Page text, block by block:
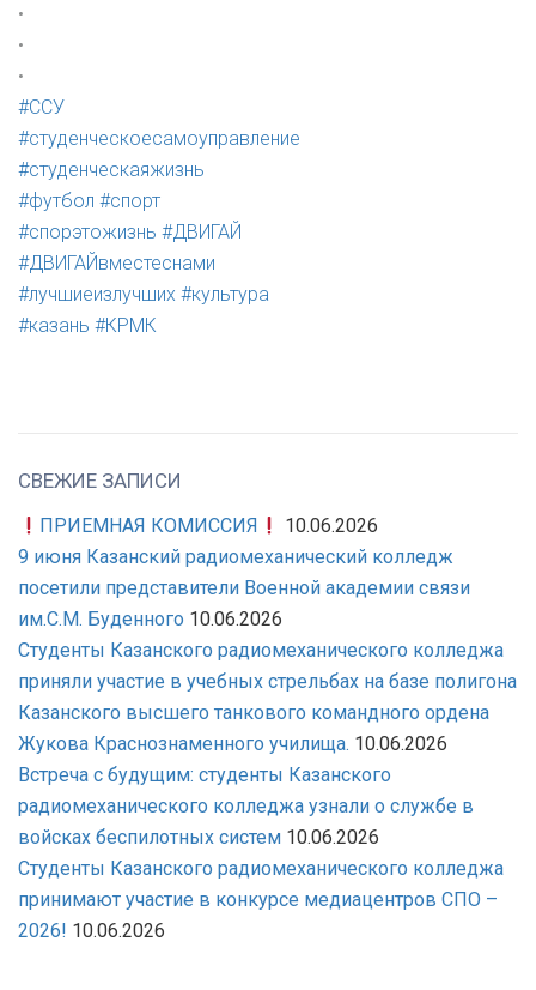
•
•
•
#ССУ
#студенческоесамоуправление
#студенческаяжизнь
#футбол #спорт
#спорэтожизнь #ДВИГАЙ
#ДВИГАЙвместеснами
#лучшиеизлучших #культура
#казань #КРМК
СВЕЖИЕ ЗАПИСИ
ПРИЕМНАЯ КОМИССИЯ
10.06.2026
9 июня Казанский радиомеханический колледж
посетили представители Военной академии связи
им.С.М. Буденного 10.06.2026
Студенты Казанского радиомеханического колледжа
приняли участие в учебных стрельбах на базе полигона
Казанского высшего танкового командного ордена
Жукова Краснознаменного училища. 10.06.2026
Встреча с будущим: студенты Казанского
радиомеханического колледжа узнали о службе в
войсках беспилотных систем 10.06.2026
Студенты Казанского радиомеханического колледжа
принимают участие в конкурсе медиацентров СПО –
2026! 10.06.2026